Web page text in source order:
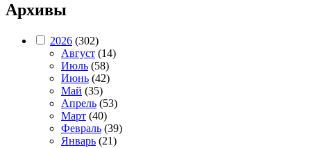
Архивы
2026 (302)
Август (14)
Июль (58)
Июнь (42)
Май (35)
Апрель (53)
Март (40)
Февраль (39)
Январь (21)